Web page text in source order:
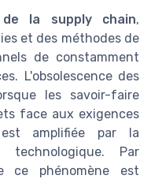
de la supply chain,
et des méthodes de
de constamment
L'obsolescence des
les savoir-faire
face aux exigences
amplifiée par la
technologique. Par
ce phénomène est